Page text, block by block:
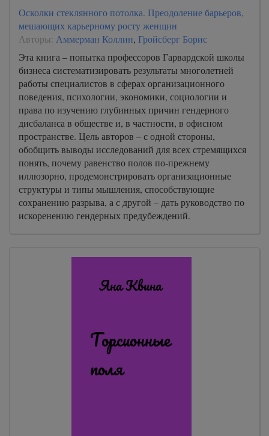
Осколки стеклянного потолка. Преодоление барьеров,
мешающих карьерному росту женщин
Авторы: Аммерман Коллин, Гройсберг Борис
Эта книга – попытка профессоров Гарвардской школы
бизнеса систематизировать результаты многолетней
работы специалистов в сферах организационного
поведения, психологии, экономики, социологии и
права по изучению глубинных причин гендерного
дисбаланса в обществе и, в частности, в офисном
пространстве. Цель авторов – с одной стороны,
обобщить выводы исследований для всех стремящихся
понять, почему равенство полов по-прежнему
иллюзорно, продемонстрировать организационные
структуры и типы мышления, способствующие
сохранению разрыва, а с другой – дать руководство по
искоренению гендерных предубеждений.